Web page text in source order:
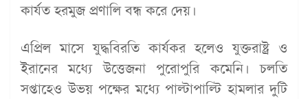
কার্যত হরমুজ প্রণালি বন্ধ করে দেয়।
এপ্রিল মাসে যুদ্ধবিরতি কার্যকর হলেও যুক্তরাষ্ট্র ও
ইরানের মধ্যে উত্তেজনা পুরোপুরি কমেনি। চলতি
সপ্তাহেও উভয় পক্ষের মধ্যে পাল্টাপাল্টি হামলার দুটি